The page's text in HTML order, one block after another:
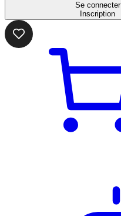
Se connecter
Inscription